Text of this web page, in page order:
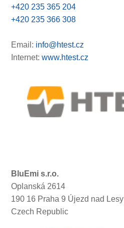
+420 235 365 204
+420 235 366 308
Email: info@htest.cz
Internet:www.htest.cz
BluEmi s.r.o.
Oplanská 2614
190 16 Praha 9 Újezd nad Lesy
Czech Republic